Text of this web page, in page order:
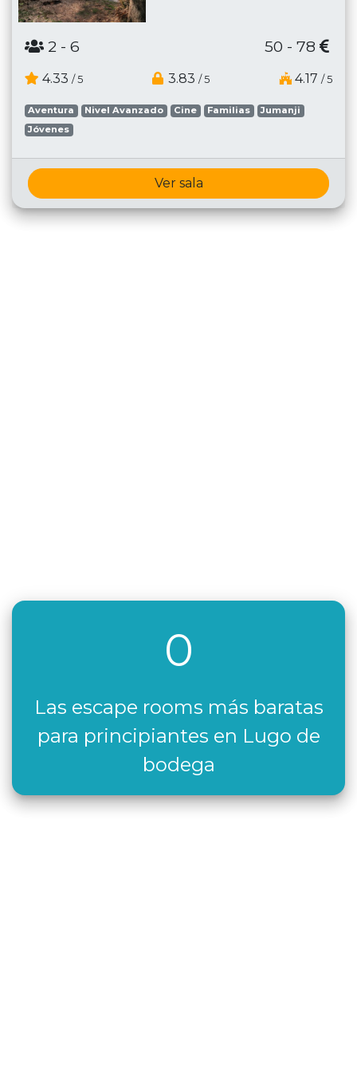
2 - 6 50 - 78
4.33 / 5 3.83 / 5 4.17 / 5
Aventura Nivel Avanzado Cine Familias
Jumanji
Jóvenes
Ver sala
0
Las escape rooms más baratas
para principiantes en Lugo de
bodega